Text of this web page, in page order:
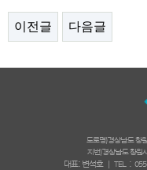
이전글 다음글
도로명)경상남도 창
지번)경상남도 창원
대표: 변석호 | TEL :